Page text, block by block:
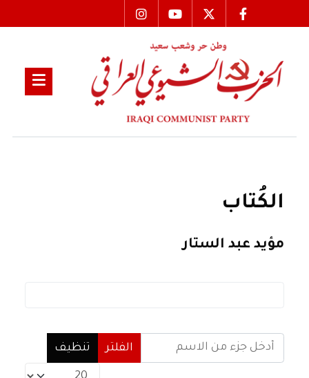
الكُتاب
مؤيد عبد الستار
أدخل جزء من الاسم
الفلتر
تنظيف
عدد الإظهارات: